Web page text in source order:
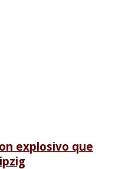
explosivo que